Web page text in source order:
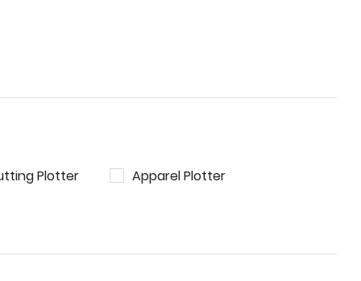
Plotter Apparel Plotter